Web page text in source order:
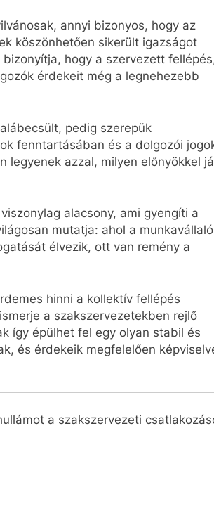
annyi bizonyos, hogy az
köszönhetően sikerült igazságot
hogy a szervezett
érdekeit még a legnehezebb
pedig szerepük
fenntartásában és a dolgozói
legyenek azzal, milyen előnyökkel
alacsony, ami gyengíti a
mutatja: ahol a
élvezik, ott van remény a
hinni a kollektív fellépés
a szakszervezetekben rejlő
így épülhet fel egy olyan stabil és
és érdekeik megfelelően
a szakszervezeti